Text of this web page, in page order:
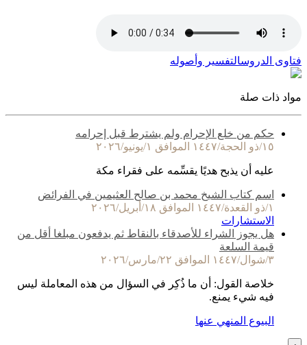
فتاوى الدروسالتفسير وأصوله
مواد ذات صلة
حكم من خلع الإحرام ولم يشترط قبل إحرامه
١٥/ذو الحجة/١٤٤٧ الموافق ١/يونيو/٢٠٢٦
عليه أن يذبح هديًا يقسِّمه على فقراء مكة
اسم كتاب الشيخ محمد بن صالح العثيمين في الفرائض
١/ذو القعدة/١٤٤٧ الموافق ١٨/أبريل/٢٠٢٦
الاستشارات
هل يجوز الشراء للأصدقاء بالنقاط ثم يدفعون مبلغا أقل من
قيمة السلعة
٣/شوال/١٤٤٧ الموافق ٢٢/مارس/٢٠٢٦
خلاصة القول: أن ما ذُكِر في السؤال من هذه المعاملة ليس
فيه شيء يمنع.
البيوع المنهي عنها